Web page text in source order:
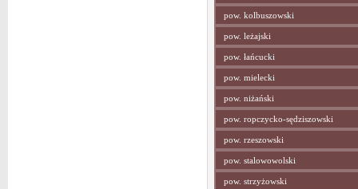
pow. kolbuszowski
pow. leżajski
pow. łańcucki
pow. mielecki
pow. niżański
pow. ropczycko-sędziszowski
pow. rzeszowski
pow. stalowowolski
pow. strzyżowski